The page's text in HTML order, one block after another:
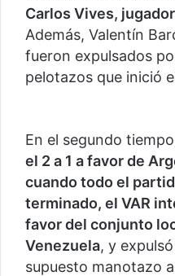
Carlos Vives,
Además, Valentín
fueron expulsados
pelotazos que inició
En el segundo
el 2 a 1 a favor de
cuando todo el
terminado, el VAR
favor del conjunto
Venezuela, y
supuesto manotazo